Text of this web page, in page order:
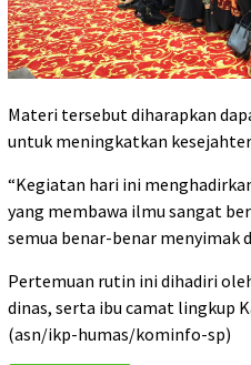
Materi tersebut diharapkan
untuk meningkatkan
“Kegiatan hari ini
yang membawa ilmu sangat
semua benar-benar menyimak
Pertemuan rutin ini dihadiri
dinas, serta ibu camat lingkup
(asn/ikp-humas/kominfo-sp)